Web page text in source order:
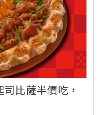
比薩半價吃，